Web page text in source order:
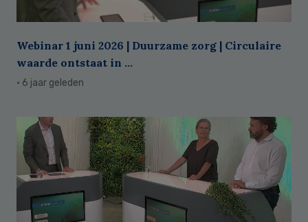
Webinar 1 juni 2026 | Duurzame zorg | Circulaire
waarde ontstaat in ...
· 6 jaar geleden